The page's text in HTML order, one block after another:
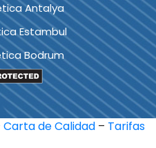
Antalya
Estambul
Bodrum
Carta de Calidad – Tarifas